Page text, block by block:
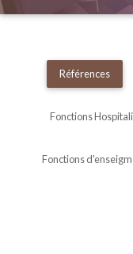
Références
Fonctions
Fonctions